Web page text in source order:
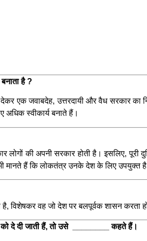
है ?
एक जवाबदेह, उत्तरदायी और वैध सरकार का
अधिक स्वीकार्य बनाते हैं।
की अपनी सरकार होती है। इसलिए, पूरी
मानते हैं कि लोकतंत्र उनके देश के लिए उपयुक्त
विशेषकर वह जो देश पर बलपूर्वक शासन करता
दे दी जाती हैं, तो उसे ________ कहते हैं।